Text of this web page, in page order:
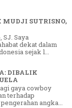
MUDJI SUTRISNO,
SJ. Saya
dekat dalam
sejak l...
DIBALIK
gaya cowboy
terhadap
angka...